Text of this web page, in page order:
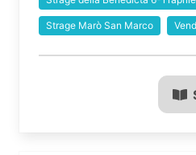
Strage Marò San Marco